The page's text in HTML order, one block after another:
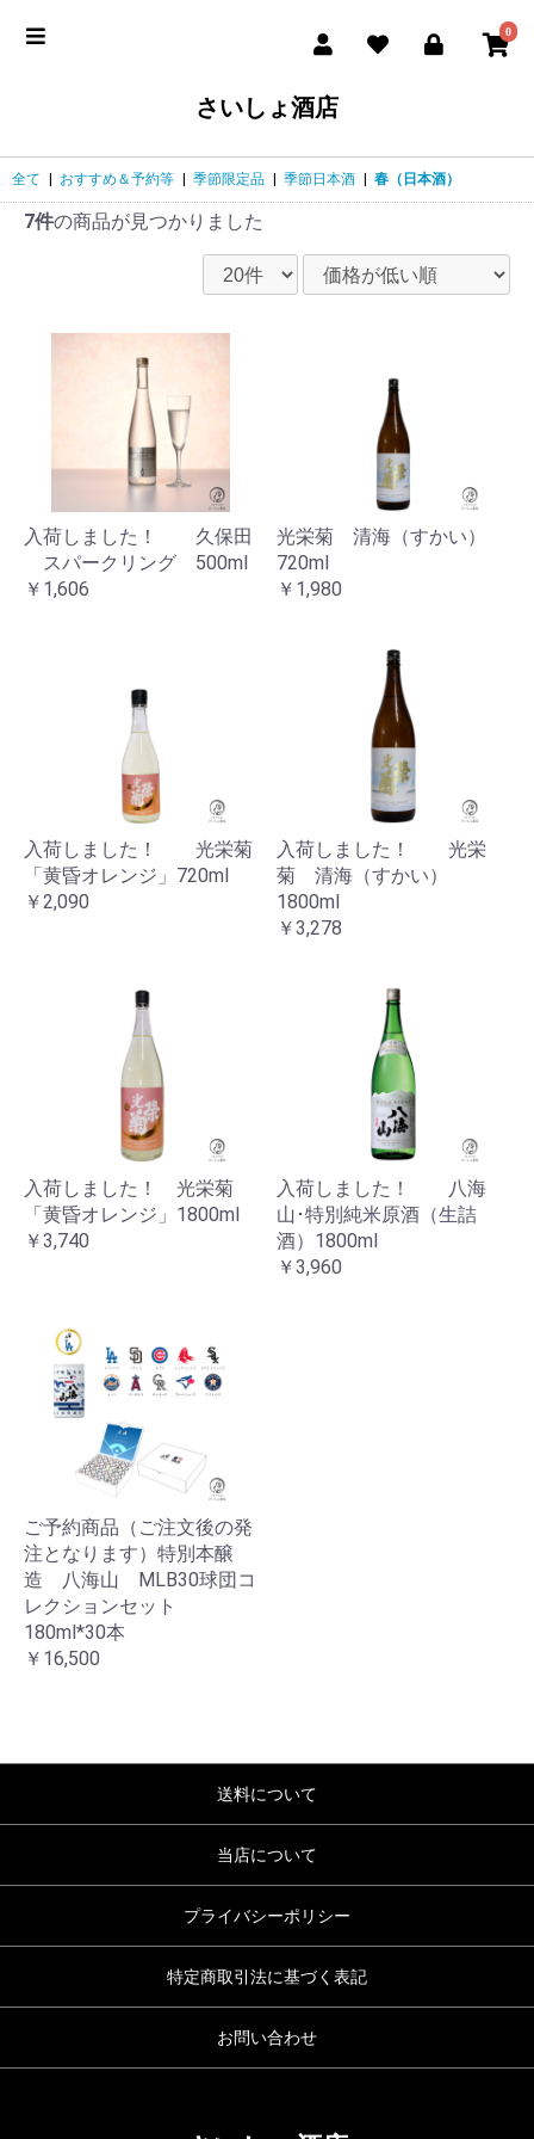
0
さいしょ酒店
全て おすすめ＆予約等 季節限定品 季節日本酒 春（日本酒）
7件の商品が見つかりました
入荷しました！ 久保田
スパークリング 500ml
￥1,606
光栄菊 清海（すかい）
720ml
￥1,980
入荷しました！ 光栄菊
「黄昏オレンジ」720ml
￥2,090
入荷しました！ 光栄
菊 清海（すかい）
1800ml
￥3,278
入荷しました！ 光栄菊
「黄昏オレンジ」1800ml
￥3,740
入荷しました！ 八海
山･特別純米原酒（生詰
酒）1800ml
￥3,960
ご予約商品（ご注文後の発
注となります）特別本醸
造 八海山 MLB30球団コ
レクションセット
180ml*30本
￥16,500
お買い物を続ける カートへ進む
送料について
当店について
プライバシーポリシー
特定商取引法に基づく表記
お問い合わせ